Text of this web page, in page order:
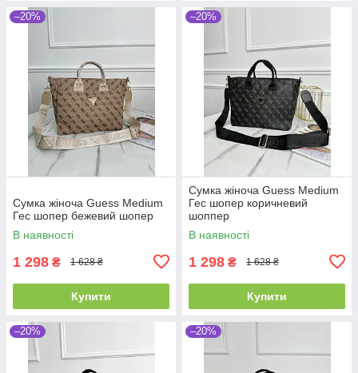
–20%
Сумка жіноча Guess Medium
Гес шопер бежевий шопер
В наявності
1 298 ₴ 1 628 ₴
Купити
–20%
Сумка жіноча Guess Medium
Гес шопер коричневий
шоппер
В наявності
1 298 ₴ 1 628 ₴
Купити
–20% –20%